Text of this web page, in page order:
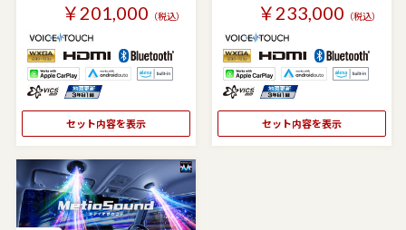
￥201,000 （税込）
セット内容を表示
￥233,000 （税込）
セット内容を表示